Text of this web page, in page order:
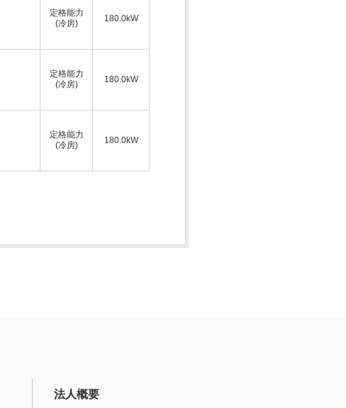
定格能力
(冷房)
180.0kW
定格能力
(冷房)
180.0kW
定格能力
(冷房)
180.0kW
法人概要